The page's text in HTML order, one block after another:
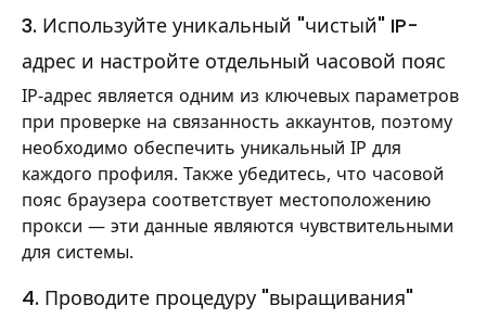
3. Используйте уникальный "чистый" IP-
адрес и настройте отдельный часовой пояс
IP-адрес является одним из ключевых параметров
при проверке на связанность аккаунтов, поэтому
необходимо обеспечить уникальный IP для
каждого профиля. Также убедитесь, что часовой
пояс браузера соответствует местоположению
прокси — эти данные являются чувствительными
для системы.
4. Проводите процедуру "выращивания"